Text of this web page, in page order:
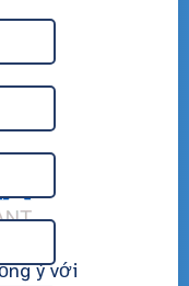
ý với